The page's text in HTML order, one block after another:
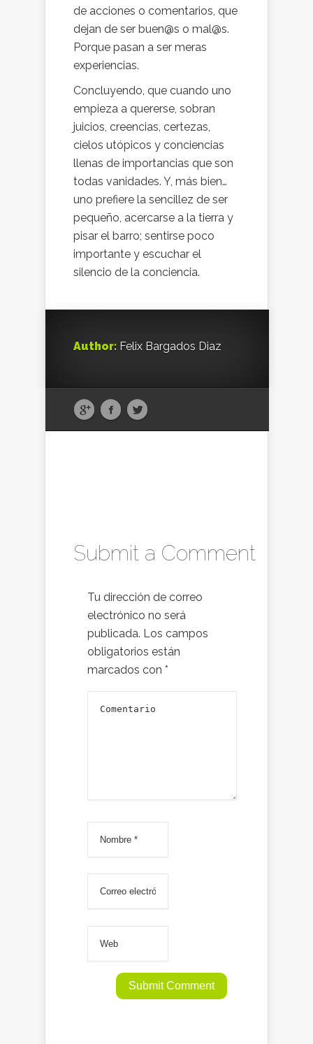
de acciones o comentarios, que
dejan de ser buen@s o mal@s.
Porque pasan a ser meras
experiencias.
Concluyendo, que cuando uno
empieza a quererse, sobran
juicios, creencias, certezas,
cielos utópicos y conciencias
llenas de importancias que son
todas vanidades. Y, más bien…
uno prefiere la sencillez de ser
pequeño, acercarse a la tierra y
pisar el barro; sentirse poco
importante y escuchar el
silencio de la conciencia.
Author: Felix Bargados Diaz
Submit a Comment
Tu dirección de correo
electrónico no será
publicada. Los campos
obligatorios están
marcados con *